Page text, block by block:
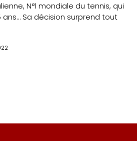
N°1 mondiale du tennis, qui
Sa décision surprend tout